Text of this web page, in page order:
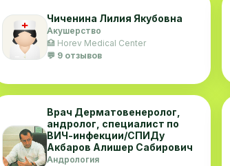
Чиченина Лилия Якубовна
Акушерство
🏥 Horev Medical Center
💬 9 отзывов
Врач Дерматовенеролог,
андролог, специалист по
ВИЧ-инфекции/СПИДу
Акбаров Алишер Сабирович
Андрология